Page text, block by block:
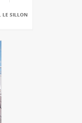
LE SILLON